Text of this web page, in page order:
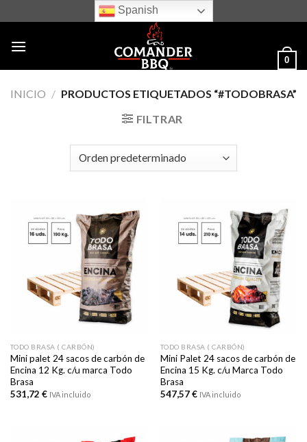
to
content
Spanish
0
INICIO / PRODUCTOS ETIQUETADOS “#TODOBRASA”
FILTRAR
TODO BRASA ( CARBÓN)
Mini palet 24 sacos de carbón de
Encina 12 Kg. c/u marca Todo
Brasa
531,72 € IVA incluido
TODO BRASA ( CARBÓN)
Mini Palet 24 sacos de carbón de
Encina 15 Kg. c/u Marca Todo
Brasa
547,57€ IVA incluido